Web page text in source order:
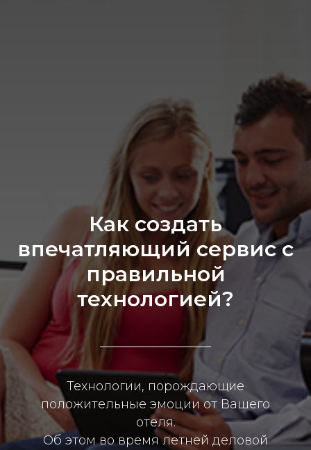
Как создать
впечатляющий сервис с
правильной
технологией?
Технологии, порождающие
положительные эмоции от Вашего
отеля.
Об этом во время летней деловой